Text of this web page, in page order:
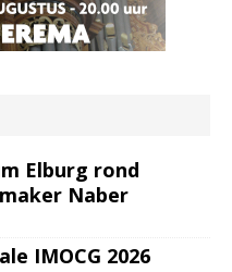
Elburg rond
Naber
IMOCG 2026